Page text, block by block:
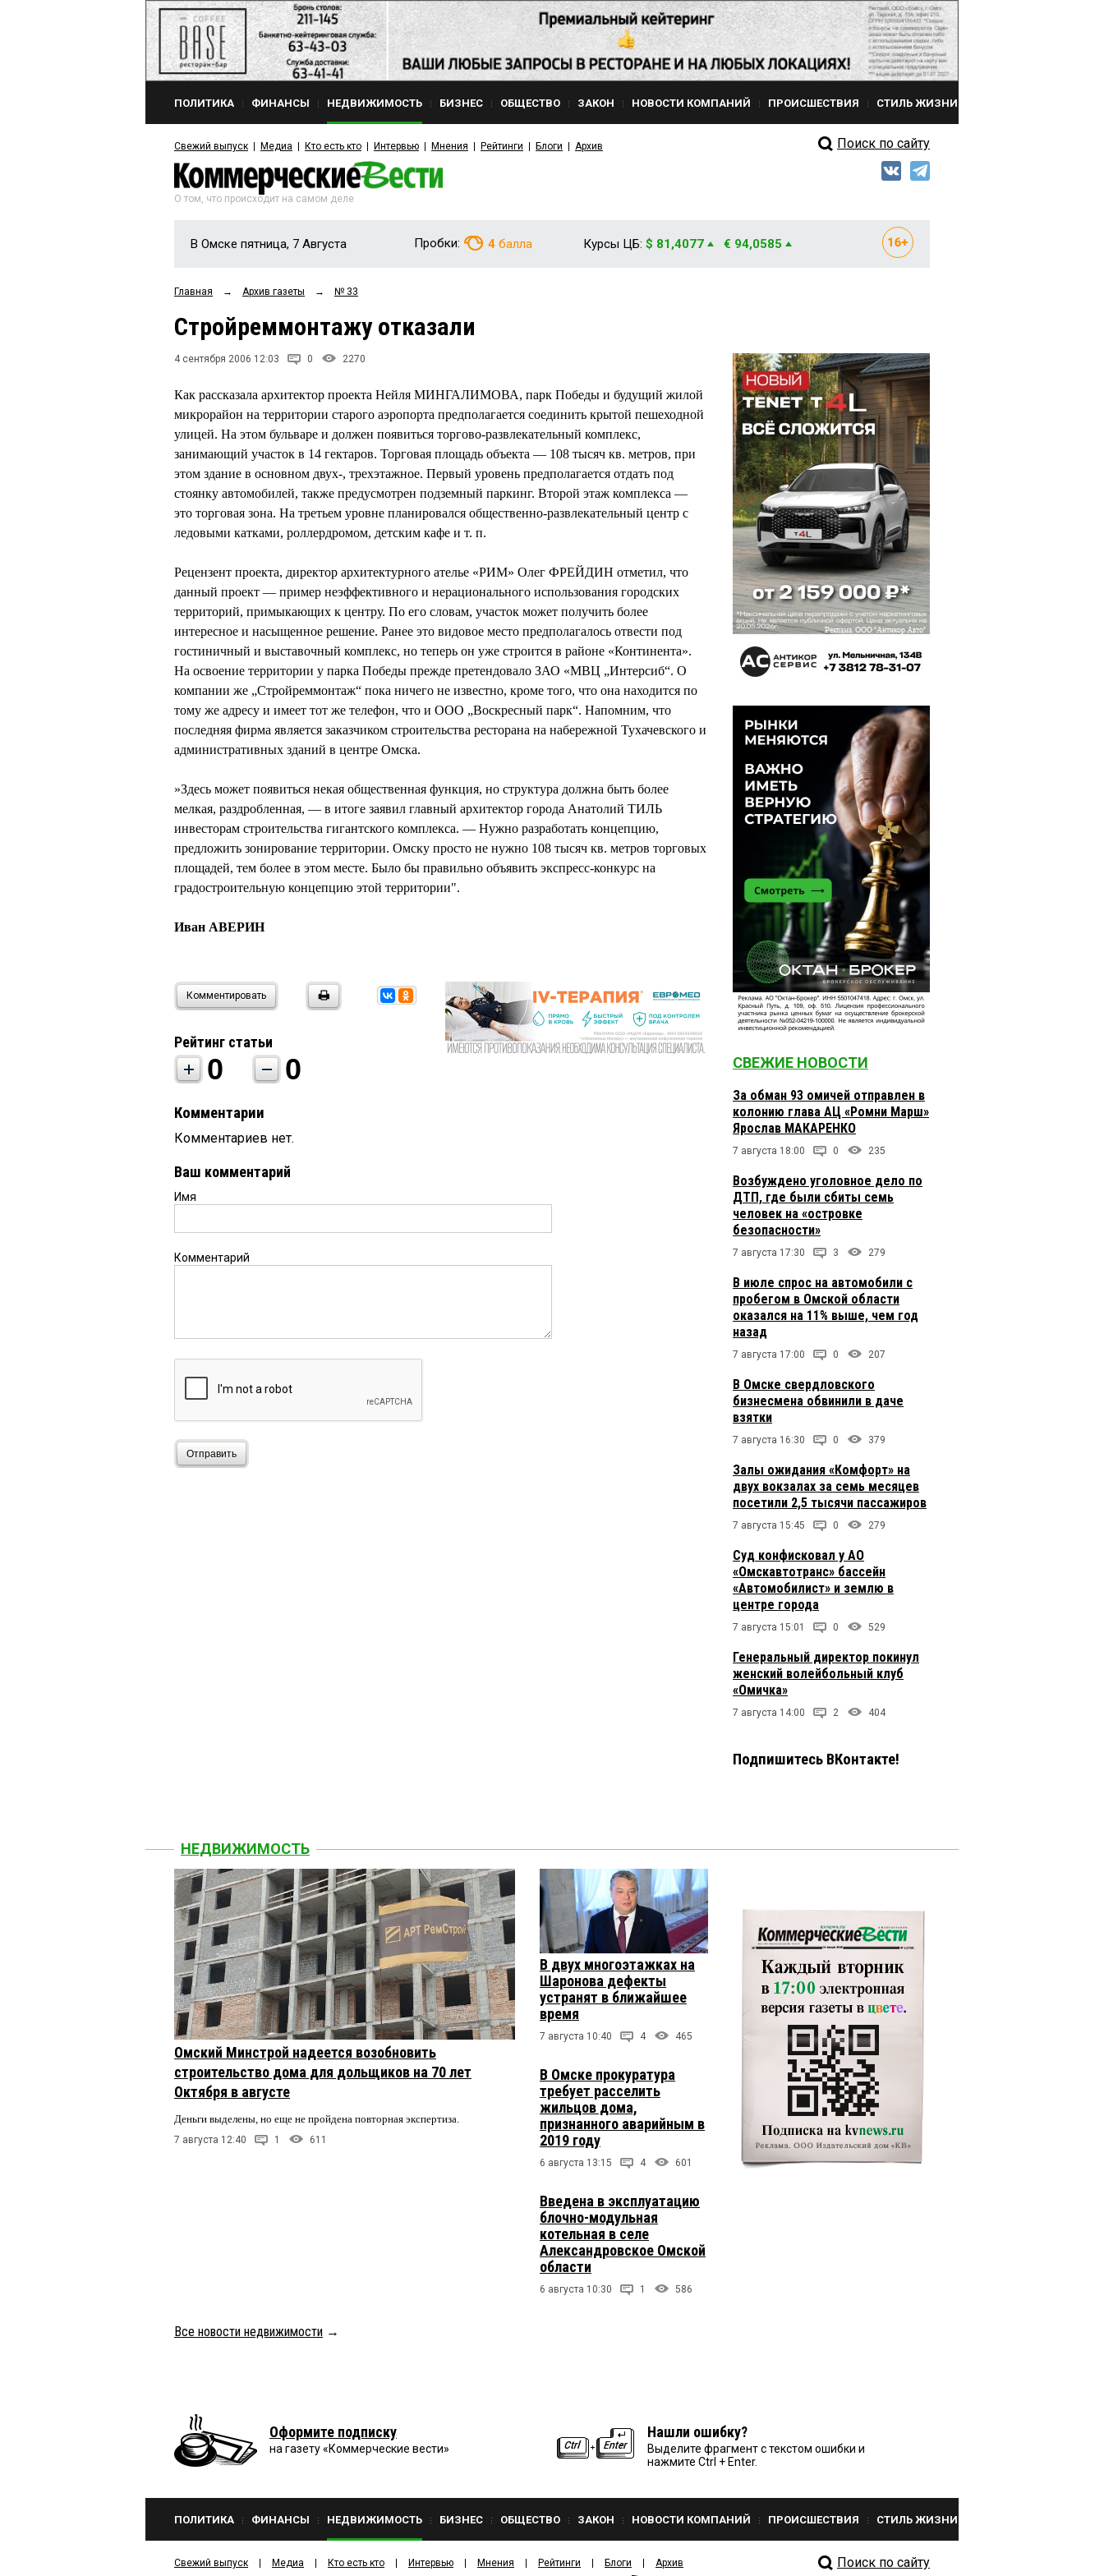
ПОЛИТИКА ФИНАНСЫ НЕДВИЖИМОСТЬ БИЗНЕС ОБЩЕСТВО ЗАКОН НОВОСТИ КОМПАНИЙ ПРОИСШЕСТВИЯ СТИЛЬ ЖИЗНИ
Свежий выпуск Медиа Кто есть кто Интервью Мнения Рейтинги Блоги Архив Поиск по сайту
О том, что происходит на самом деле
В Омске пятница, 7 Августа Пробки: 4 балла Курсы ЦБ: $ 81,4077 € 94,0585
Главная → Архив газеты → № 33
Стройреммонтажу отказали
4 сентября 2006 12:03 0 2270
Как рассказала архитектор проекта Нейля МИНГАЛИМОВА, парк Победы и будущий жилой
микрорайон на территории старого аэропорта предполагается соединить крытой пешеходной
улицей. На этом бульваре и должен появиться торгово-развлекательный комплекс,
занимающий участок в 14 гектаров. Торговая площадь объекта — 108 тысяч кв. метров, при
этом здание в основном двух-, трехэтажное. Первый уровень предполагается отдать под
стоянку автомобилей, также предусмотрен подземный паркинг. Второй этаж комплекса —
это торговая зона. На третьем уровне планировался общественно-развлекательный центр с
ледовыми катками, роллердромом, детским кафе и т. п.
Рецензент проекта, директор архитектурного ателье «РИМ» Олег ФРЕЙДИН отметил, что
данный проект — пример неэффективного и нерационального использования городских
территорий, примыкающих к центру. По его словам, участок может получить более
интересное и насыщенное решение. Ранее это видовое место предполагалось отвести под
гостиничный и выставочный комплекс, но теперь он уже строится в районе «Континента».
На освоение территории у парка Победы прежде претендовало ЗАО «МВЦ „Интерсиб“. О
компании же „Стройреммонтаж“ пока ничего не известно, кроме того, что она находится по
тому же адресу и имеет тот же телефон, что и ООО „Воскресный парк“. Напомним, что
последняя фирма является заказчиком строительства ресторана на набережной Тухачевского и
административных зданий в центре Омска.
»Здесь может появиться некая общественная функция, но структура должна быть более
мелкая, раздробленная, — в итоге заявил главный архитектор города Анатолий ТИЛЬ
инвесторам строительства гигантского комплекса. — Нужно разработать концепцию,
предложить зонирование территории. Омску просто не нужно 108 тысяч кв. метров торговых
площадей, тем более в этом месте. Было бы правильно объявить экспресс-конкурс на
градостроительную концепцию этой территории".
Иван АВЕРИН
Комментировать
Рейтинг статьи
0 0
Комментарии
Комментариев нет.
Ваш комментарий
Имя
Комментарий
Отправить
СВЕЖИЕ НОВОСТИ
За обман 93 омичей отправлен в
колонию глава АЦ «Ромни Марш»
Ярослав МАКАРЕНКО
7 августа 18:00 0 235
Возбуждено уголовное дело по
ДТП, где были сбиты семь
человек на «островке
безопасности»
7 августа 17:30 3 279
В июле спрос на автомобили с
пробегом в Омской области
оказался на 11% выше, чем год
назад
7 августа 17:00 0 207
В Омске свердловского
бизнесмена обвинили в даче
взятки
7 августа 16:30 0 379
Залы ожидания «Комфорт» на
двух вокзалах за семь месяцев
посетили 2,5 тысячи пассажиров
7 августа 15:45 0 279
Суд конфисковал у АО
«Омскавтотранс» бассейн
«Автомобилист» и землю в
центре города
7 августа 15:01 0 529
Генеральный директор покинул
женский волейбольный клуб
«Омичка»
7 августа 14:00 2 404
Подпишитесь ВКонтакте!
НЕДВИЖИМОСТЬ
Омский Минстрой надеется возобновить
строительство дома для дольщиков на 70 лет
Октября в августе
Деньги выделены, но еще не пройдена повторная экспертиза.
7 августа 12:40 1 611
В двух многоэтажках на
Шаронова дефекты
устранят в ближайшее
время
7 августа 10:40 4 465
В Омске прокуратура
требует расселить
жильцов дома,
признанного аварийным в
2019 году
6 августа 13:15 4 601
Введена в эксплуатацию
блочно-модульная
котельная в селе
Александровское Омской
области
6 августа 10:30 1 586
Все новости недвижимости →
Оформите подписку
на газету «Коммерческие вести»
Нашли ошибку?
Выделите фрагмент с текстом ошибки и
нажмите Ctrl + Enter.
ПОЛИТИКА ФИНАНСЫ НЕДВИЖИМОСТЬ БИЗНЕС ОБЩЕСТВО ЗАКОН НОВОСТИ КОМПАНИЙ ПРОИСШЕСТВИЯ СТИЛЬ ЖИЗНИ
Свежий выпуск Медиа Кто есть кто Интервью Мнения Рейтинги Блоги Архив Поиск по сайту